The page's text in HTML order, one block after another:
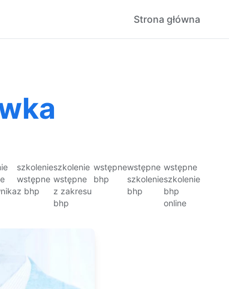
Strona główna
szkolenie
wstępne
z bhp
szkolenie
wstępne
z zakresu
bhp
wstępne
bhp
wstępne
szkolenie
bhp
wstępne
szkolenie
bhp
online